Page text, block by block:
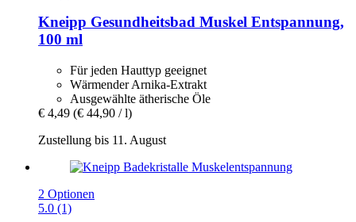
Kneipp Gesundheitsbad Muskel Entspannung,
100 ml
Für jeden Hauttyp geeignet
Wärmender Arnika-Extrakt
Ausgewählte ätherische Öle
€ 4,49 (€ 44,90 / l)
Zustellung bis 11. August
2 Optionen
5.0 (1)